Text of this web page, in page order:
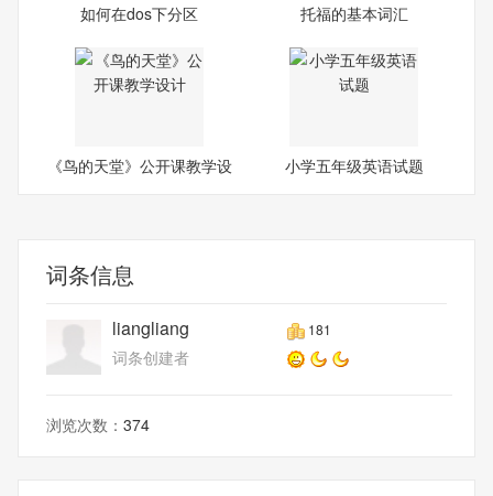
如何在dos下分区 托福的基本词汇
《鸟的天堂》公开课教学设
小学五年级英语试题
词条信息
liangliang 181
词条创建者
浏览次数： 374